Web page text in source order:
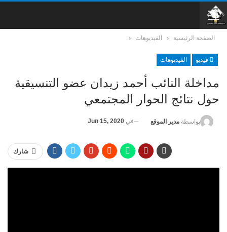
الصفحة الرئيسية الفيديوهات
فيديو الفيديوهات
مداخلة النائب أحمد زيدان عضو التنسيقية
حول نتائج الحوار المجتمعي
بواسطة مدير الموقع في Jun 15, 2020
شارك